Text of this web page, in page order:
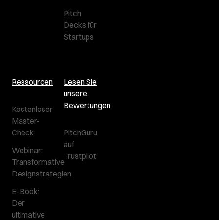
Pitch
Decks für
Startups
Ressourcen
Kostenloser
Master-
Check
Webinar:
Transformative
Designstrategien
E-Book:
Der
ultimative
Lesen Sie
unsere
Bewertungen
PitchGuru
auf
Trustpilot